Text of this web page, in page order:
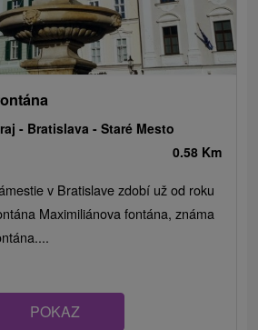
- Bratislava - Staré Mesto
0.58 Km
v Bratislave zdobí už od roku
Maximiliánova fontána, známa
POKAZ